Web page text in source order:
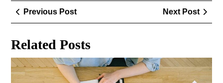
Navigacija
tarp
įrašų
Previous PostPrevious
Post
Next Post
Next
Post
Related Posts